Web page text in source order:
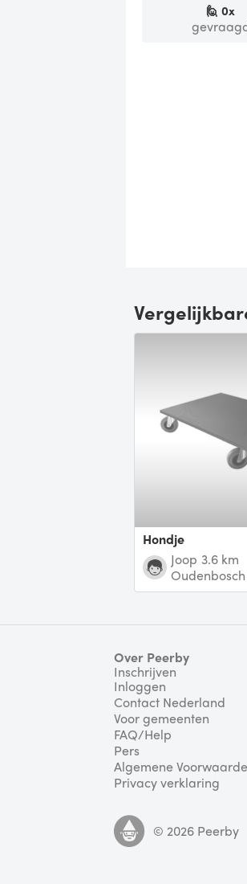
🙋0x
Hondje
Joop 3.6 km
Oudenbosch
Over Peerby
Inschrijven
Inloggen
Contact Nederland
Voor gemeenten
FAQ/Help
Pers
Algemene
Privacy verklaring
© 2026 Peerby